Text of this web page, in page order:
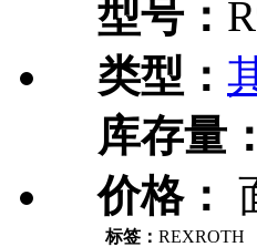
型号：
类型：
库存量：
价格：
标签： REXROTH